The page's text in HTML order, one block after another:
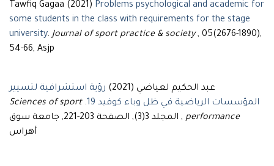
Tawfiq Gagaa (2021) Problems psychological and academic for
some students in the class with requirements for the stage
university.Journal of sport practice & society, 05(2676-1890),
54-66, Asjp
عبد الحكيم لعياضي (2021)
رؤية استشرافية لتسيير
المؤسسات الرياضية في ظل وباء كوفيد 19
.
Sciences of sport
performance
, المجلد 3(3), الصفحة 203-221, جامعة سوق
أهراس